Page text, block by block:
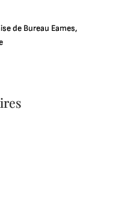
de Bureau Eames,